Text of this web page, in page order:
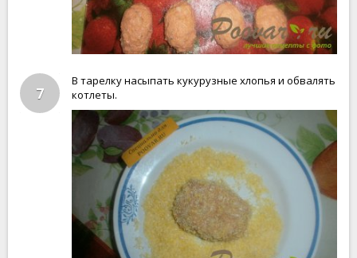
7
В тарелку насыпать кукурузные хлопья и обвалять
котлеты.